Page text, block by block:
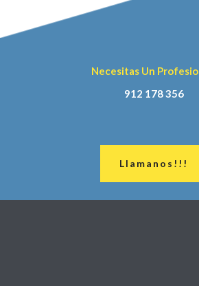
Necesitas Un
912 178 356
Llamanos!!!